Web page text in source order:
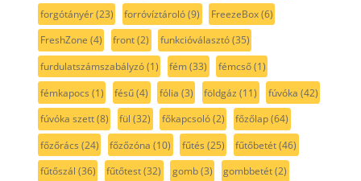
forgótányér(23) forróvíztároló(9) FreezeBox(6)
FreshZone (4) front(2) funkcióválasztó(35)
furdulatszámszabályzó(1) fém(33) fémcső(1)
fémkapocs (1) fésű(4) fólia (3) földgáz (11) fúvóka (42)
fúvóka szett(8) fül (32) főkapcsoló(2) főzőlap(64)
főzőrács (24) főzőzóna (10) fűtés (25) fűtőbetét(46)
fűtőszál (36) fűtőtest(32) gomb(3) gombbetét(2)